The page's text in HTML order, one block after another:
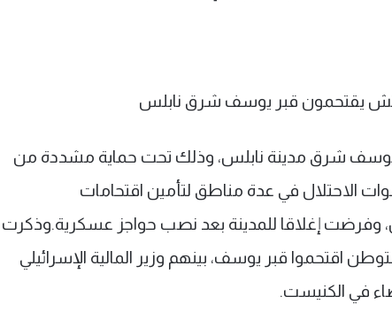
يوسف شرق مدينة نابلس، وذلك تحت حماية مشددة من
الاحتلال في عدة مناطق لتأمين اقتحامات
وفرضت إغلاقا للمدينة بعد نصب حواجز عسكرية.وذكرت
أكثر من 5 آلاف مستوطن اقتحموا قبر يوسف، بينهم وزير المالية الإسرائيلي
في الكنيست.